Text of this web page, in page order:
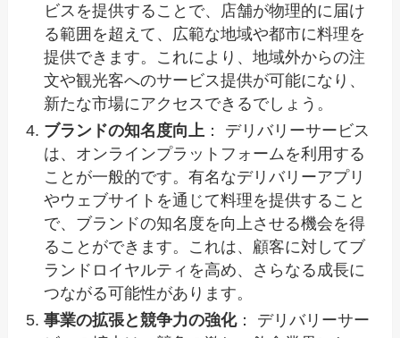
ビスを提供することで、店舗が物理的に届け
る範囲を超えて、広範な地域や都市に料理を
提供できます。これにより、地域外からの注
文や観光客へのサービス提供が可能になり、
新たな市場にアクセスできるでしょう。
ブランドの知名度向上 ： デリバリーサービス
は、オンラインプラットフォームを利用する
ことが一般的です。有名なデリバリーアプリ
やウェブサイトを通じて料理を提供すること
で、ブランドの知名度を向上させる機会を得
ることができます。これは、顧客に対してブ
ランドロイヤルティを高め、さらなる成長に
つながる可能性があります。
事業の拡張と競争力の強化： デリバリーサー